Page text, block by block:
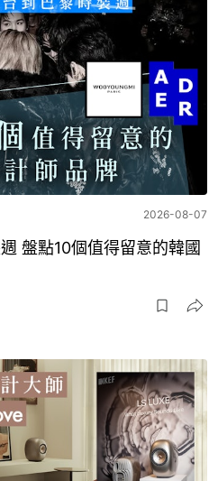
2026-08-07
盤點10個值得留意的韓國